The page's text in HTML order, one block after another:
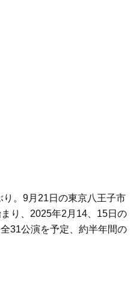
。9月21日の東京八王子市
り、2025年2月14、15日の
31公演を予定、約半年間の